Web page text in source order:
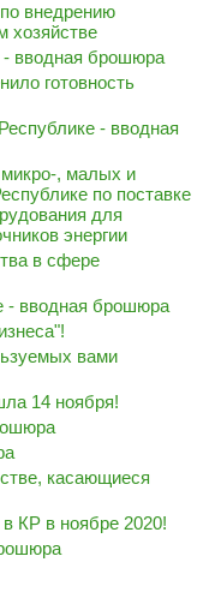
внедрению
хозяйстве
- вводная брошюра
готовность
- вводная
, малых и
по поставке
для
энергии
в сфере
- вводная брошюра
вами
14 ноября!
касающиеся
КР в ноябре 2020!